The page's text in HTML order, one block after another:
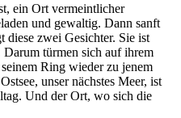
ein Ort vermeintlicher
und gewaltig. Dann sanft
diese zwei Gesichter. Sie ist
türmen sich auf ihrem
Ring wieder zu jenem
unser nächstes Meer, ist
Und der Ort, wo sich die